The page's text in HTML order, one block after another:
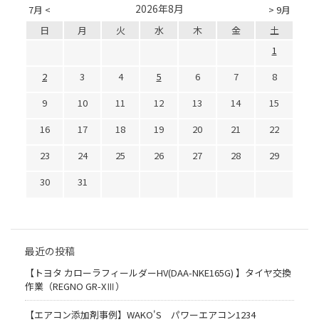
7月 < > 9月
2026年8月
日 月 火 水 木 金
土
1
2
3 4 5 6 7
8
9
10 11 12 13 14
15
16
17 18 19 20 21
22
23
24 25 26 27 28
29
30
31
最近の投稿
【トヨタ カローラフィールダーHV(DAA-NKE165G) 】タイヤ交換
作業（REGNO GR-XⅢ）
【エアコン添加剤事例】WAKO'S パワーエアコン1234